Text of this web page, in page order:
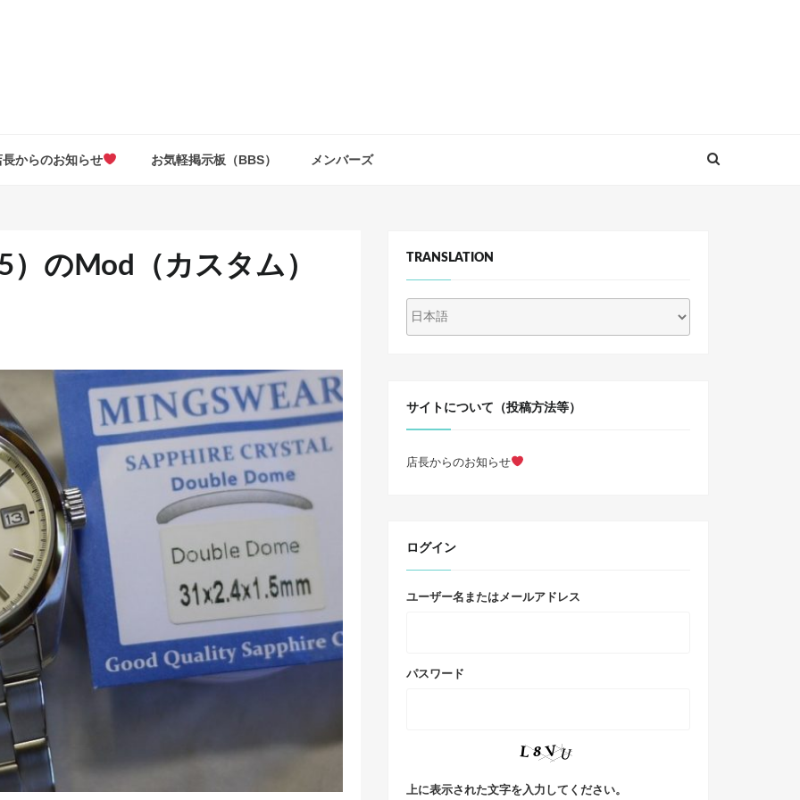
長からのお知らせ お気軽掲示板（BBS） メンバーズ
）のMod（カスタム）
TRANSLATION
サイトについて（投稿方法等）
店長からのお知らせ
ログイン
ユーザー名またはメールアドレス
パスワード
上に表示された文字を入力してください。